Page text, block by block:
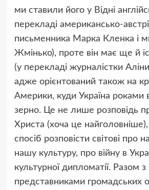
ми ставили його у Відні
перекладі американсько-
письменника Марка Кленка і
Жмінько), проте він має ще й
(у перекладі журналістки
адже орієнтований також на
Америки, куди Україна роками
зерно. Це не лише розповідь
Христа (хоча це
спосіб розповісти світові про
нашу культуру, про війну в
культурної дипломатії. Разом
представниками громадських